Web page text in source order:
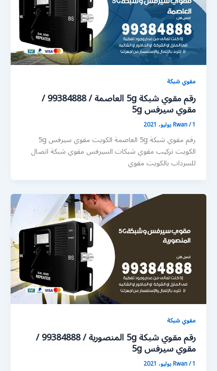
مقوي شبكة
رقم مقوي شبكة 5g العاصمة / 99384888 /
مقوي سيرفس 5g
Rwan/1 يوليو، 2021
رقم مقوي شبكة 5g العاصمة الكويت مقوي سيرفس 5g
الكويت تركيب مقوي شبكات السيرفس مقوي شبكة اتصال
للسرداب بالكويت مقوي
مقوي شبكة
رقم مقوي شبكة 5g المنصورية / 99384888 /
مقوي سيرفس 5g
Rwan/1 يوليو، 2021